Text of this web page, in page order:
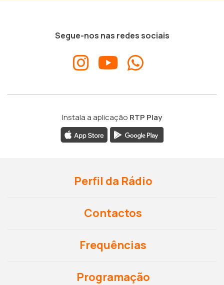
Segue-nos nas redes sociais
Instala a aplicação RTP Play
Perfil da Rádio
Contactos
Frequências
Programação